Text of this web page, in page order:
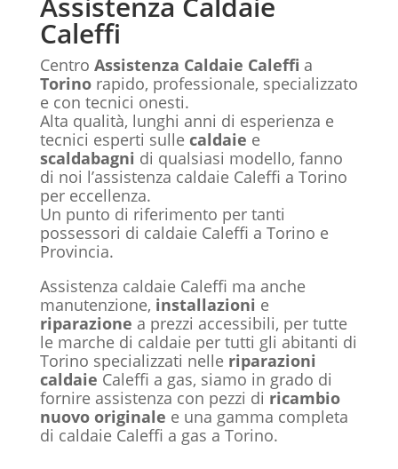
Caleffi
Centro Assistenza Caldaie Caleffi a
Torinorapido, professionale, specializzato
e con tecnici onesti.
Alta qualità, lunghi anni di esperienza e
tecnici esperti sulle caldaie e
scaldabagni di qualsiasi modello, fanno
di noi l’assistenza caldaie Caleffi a Torino
per eccellenza.
Un punto di riferimento per tanti
possessori di caldaie Caleffi a Torino e
Provincia.
Assistenza caldaie Caleffi ma anche
manutenzione, installazioni e
riparazione a prezzi accessibili, per tutte
le marche di caldaie per tutti gli abitanti di
Torino specializzati nelle riparazioni
caldaie Caleffi a gas, siamo in grado di
fornire assistenza con pezzi di ricambio
nuovo originale e una gamma completa
di caldaie Caleffi a gas a Torino.